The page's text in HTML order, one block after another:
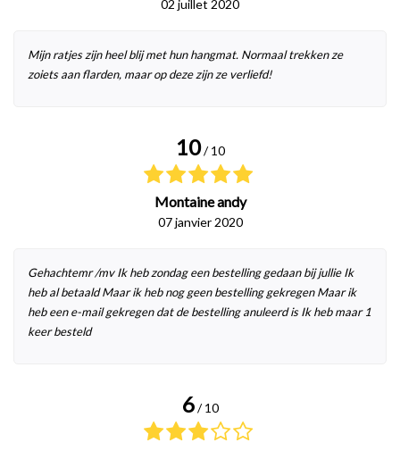
02 juillet 2020
Mijn ratjes zijn heel blij met hun hangmat. Normaal trekken ze
zoiets aan flarden, maar op deze zijn ze verliefd!
10 / 10
Montaine andy
07 janvier 2020
Gehachtemr /mv Ik heb zondag een bestelling gedaan bij jullie Ik
heb al betaald Maar ik heb nog geen bestelling gekregen Maar ik
heb een e-mail gekregen dat de bestelling anuleerd is Ik heb maar 1
keer besteld
6 / 10